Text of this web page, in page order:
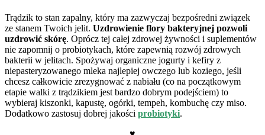
Trądzik to stan zapalny, który ma zazwyczaj bezpośredni związek
ze stanem Twoich jelit. Uzdrowienie flory bakteryjnej pozwoli
uzdrowić skórę. Oprócz tej całej zdrowej żywności i suplementów
nie zapomnij o probiotykach, które zapewnią rozwój zdrowych
bakterii w jelitach. Spożywaj organiczne jogurty i kefiry z
niepasteryzowanego mleka najlepiej owczego lub koziego, jeśli
chcesz całkowicie zrezygnować z nabiału (co na początkowym
etapie walki z trądzikiem jest bardzo dobrym podejściem) to
wybieraj kiszonki, kapustę, ogórki, tempeh, kombuchę czy miso.
Dodatkowo zastosuj dobrej jakości probiotyki.